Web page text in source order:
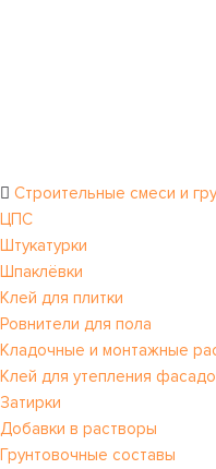
Строительные смеси и
ЦПС
Штукатурки
Шпаклёвки
Клей для плитки
Ровнители для пола
Кладочные и монтажные
Клей для утепления
Затирки
Добавки в растворы
Грунтовочные составы